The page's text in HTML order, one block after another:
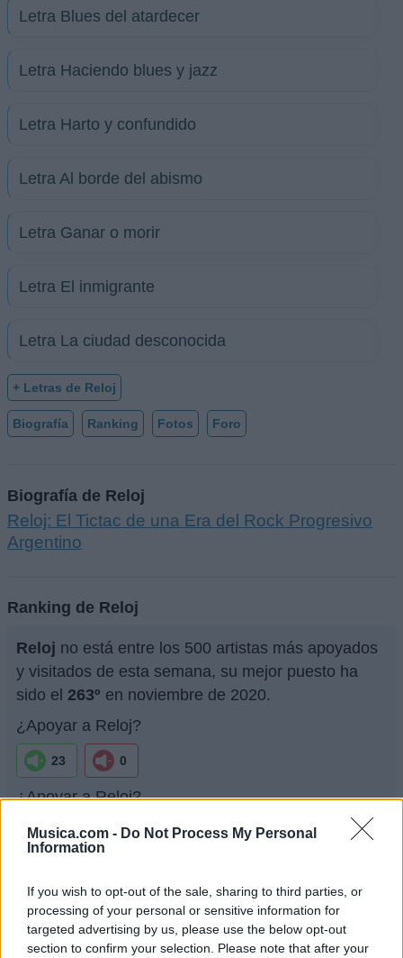
Musica.com - Do Not Process My Personal
Information
If you wish to opt-out of the sale, sharing to third parties, or
processing of your personal or sensitive information for
targeted advertising by us, please use the below opt-out
section to confirm your selection. Please note that after your
Letra Blues del atardecer
Letra Haciendo blues y jazz
Letra Harto y confundido
Letra Al borde del abismo
Letra Ganar o morir
Letra El inmigrante
Letra La ciudad desconocida
+ Letras de Reloj
Biografía Ranking Fotos Foro
Biografía de Reloj
Reloj: El Tictac de una Era del Rock Progresivo
Argentino
Ranking de Reloj
Reloj no está entre los 500 artistas más apoyados
y visitados de esta semana, su mejor puesto ha
sido el 263º en noviembre de 2020.
¿Apoyar a Reloj?
23 0
¿Apoyar a Reloj?
23 0
Ranking de Reloj TOP Música